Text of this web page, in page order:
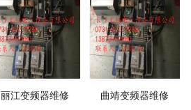
丽江变频器维修 曲靖变频器维修